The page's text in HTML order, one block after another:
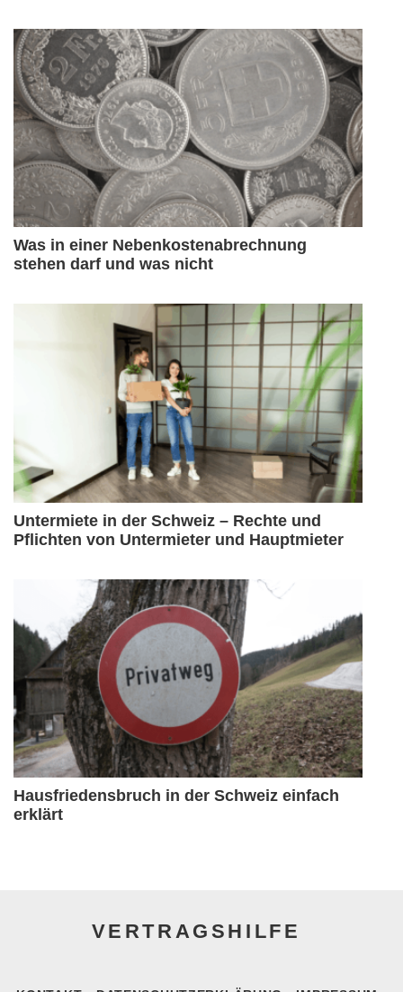
Was in einer Nebenkostenabrechnung
stehen darf und was nicht
Untermiete in der Schweiz – Rechte und
Pflichten von Untermieter und Hauptmieter
Hausfriedensbruch in der Schweiz einfach
erklärt
VERTRAGSHILFE